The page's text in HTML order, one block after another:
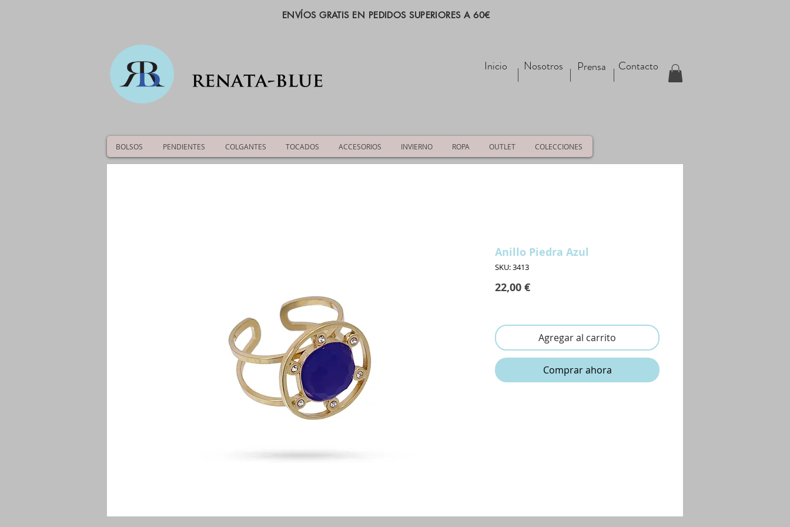
ENVÍOS GRATIS EN PEDIDOS SUPERIORES A 60€
Inicio Nosotros Prensa Contacto
Anillo Piedra Azul
SKU: 3413
22,00 €Precio
Agregar al carrito
Comprar ahora
BOLSOS PENDIENTES COLGANTES TOCADOS ACCESORIOS INVIERNO ROPA OUTLET COLECCIONES